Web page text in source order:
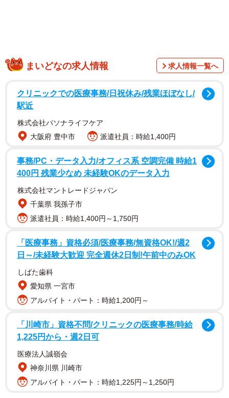
そんな思い込みを揺るがしたのは、さる7月25日、OMデ
ジタルソリューションズ－－、現状ではまだ旧ブランド名
「オリンパス」が通りがいいだろうが－－、より発売にな
る。なんとこのカメラ、見かけはごく普通のデジタル一眼
うのだ。
天体撮影はなかなかに難しいものだというくらいのこと
は知っている。だから、現在の自分の知識や伎倆で撮影で
きるわけはないと弁えてもいる。しかし、天体撮影に特化
す＋α 程度のことで玲瓏たる星空を切り取ることができる
のではあるまいか。ふとそう思ったのである。
まいどなの求人情報 求人情報一覧へ
クリニックでの医療事務/日祝休み/残業ほぼなし/
駅近
株式会社パソナライフケア
大阪府 豊中市
派遣社員：時給1,400円
事務/PC・データ入力/オフィス系 空調完備 時給1
400円 残業少なめ 未経験OKのデータ入力
株式会社マントレードジャパン
千葉県 我孫子市
派遣社員：時給1,400円～1,750円
「医療事務」資格必須/医療事務/無資格OK!/週2
日～/未経験大歓迎 完全週休2日制!午前中のみOK
しばた歯科
愛知県 一宮市
アルバイト・パート：時給1,200円～
「川崎市」資格不問/クリニックの医療事務/時給
1,225円から・週2日可
医療法人誠嶺会
神奈川県 川崎市
アルバイト・パート：時給1,225円～1,250円